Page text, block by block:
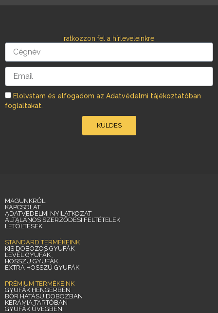
o
r
m
Iratkozzon fel a hírleveleinkre:
Cégnév
Email
Elolvstam és elfogadom az Adatvédelmi tájékoztatóban
foglaltakat.
KÜLDÉS
MAGUNKRÓL
KAPCSOLAT
ADATVÉDELMI NYILATKOZAT
ÁLTALÁNOS SZERZŐDÉSI FELTÉTELEK
LETÖLTÉSEK
STANDARD TERMÉKEINK
KIS DOBOZOS GYUFÁK
LEVÉL GYUFÁK
HOSSZÚ GYUFÁK
EXTRA HOSSZÚ GYUFÁK
PRÉMIUM TERMÉKEINK
GYUFÁK HENGERBEN
BŐR HATÁSÚ DOBOZBAN
KERÁMIA TARTÓBAN
GYUFÁK ÜVEGBEN